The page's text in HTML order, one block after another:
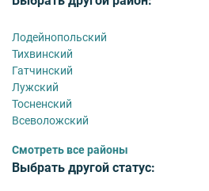
Лодейнопольский
Тихвинский
Гатчинский
Лужский
Тосненский
Всеволожский
Смотреть все районы
Выбрать другой статус: